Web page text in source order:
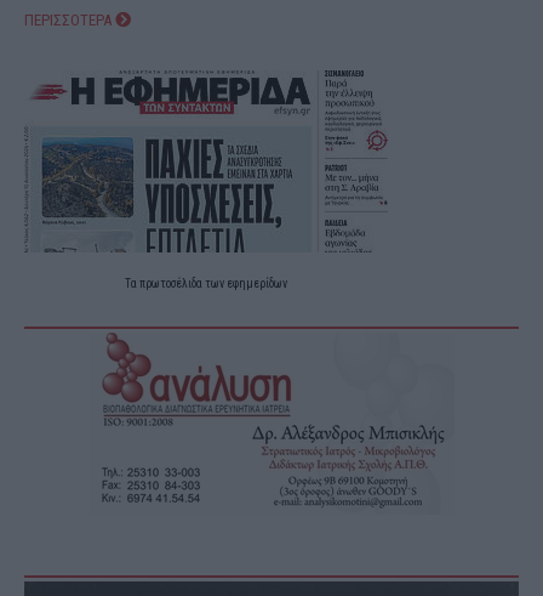
ΠΕΡΙΣΣΟΤΕΡΑ
Τα πρωτοσέλιδα των εφημερίδων